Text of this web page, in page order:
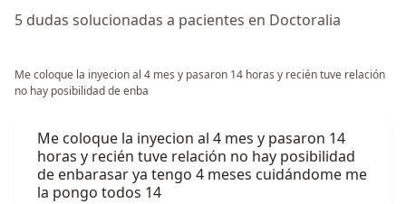
5 dudas solucionadas a pacientes en Doctoralia
Me coloque la inyecion al 4 mes y pasaron 14 horas y recién tuve relación
no hay posibilidad de enba
Me coloque la inyecion al 4 mes y pasaron 14
horas y recién tuve relación no hay posibilidad
de enbarasar ya tengo 4 meses cuidándome me
la pongo todos 14